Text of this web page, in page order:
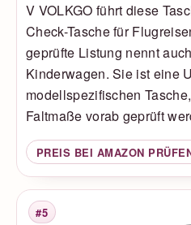
V VOLKGO führt diese
Check-Tasche für
geprüfte Listung nennt
Kinderwagen. Sie ist eine
modellspezifischen
Faltmaße vorab geprüft
PREIS BEI AMAZON
Platzierung
#5